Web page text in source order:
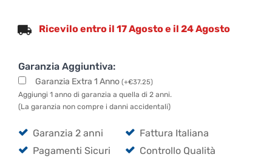
Ricevilo entro il 17 Agosto e il 24 Agosto
Garanzia Aggiuntiva:
Garanzia Extra 1 Anno (+€37.25)
Aggiungi 1 anno di garanzia a quella di 2 anni.
(La garanzia non compre i danni accidentali)
Garanzia 2 anni
Fattura Italiana
Pagamenti Sicuri
Controllo Qualità